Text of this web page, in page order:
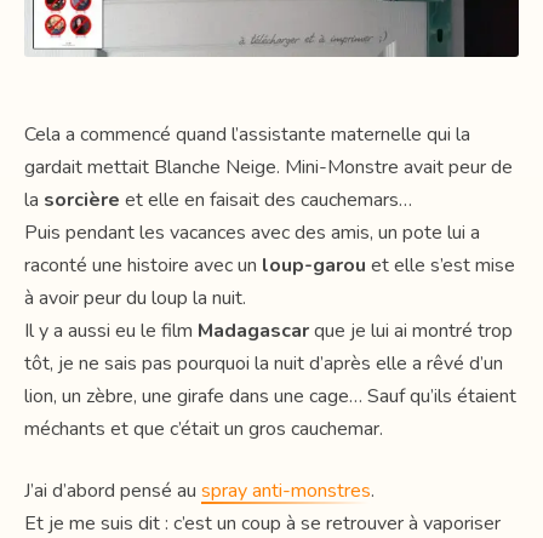
Cela a commencé quand l’assistante maternelle qui la
gardait mettait Blanche Neige. Mini-Monstre avait peur de
la sorcière et elle en faisait des cauchemars…
Puis pendant les vacances avec des amis, un pote lui a
raconté une histoire avec un loup-garou et elle s’est mise
à avoir peur du loup la nuit.
Il y a aussi eu le film Madagascarque je lui ai montré trop
tôt, je ne sais pas pourquoi la nuit d’après elle a rêvé d’un
lion, un zèbre, une girafe dans une cage… Sauf qu’ils étaient
méchants et que c’était un gros cauchemar.
J’ai d’abord pensé au spray anti-monstres.
Et je me suis dit : c’est un coup à se retrouver à vaporiser